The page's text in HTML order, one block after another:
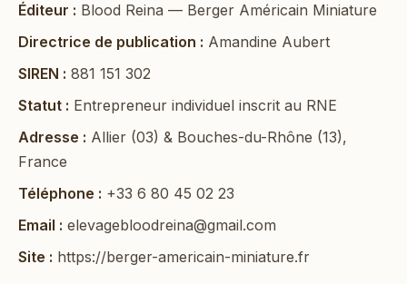
Éditeur : Blood Reina — Berger Américain Miniature
Directrice de publication : Amandine Aubert
SIREN : 881 151 302
Statut : Entrepreneur individuel inscrit au RNE
Adresse : Allier (03) & Bouches-du-Rhône (13),
France
Téléphone : +33 6 80 45 02 23
Email : elevagebloodreina@gmail.com
Site : https://berger-americain-miniature.fr